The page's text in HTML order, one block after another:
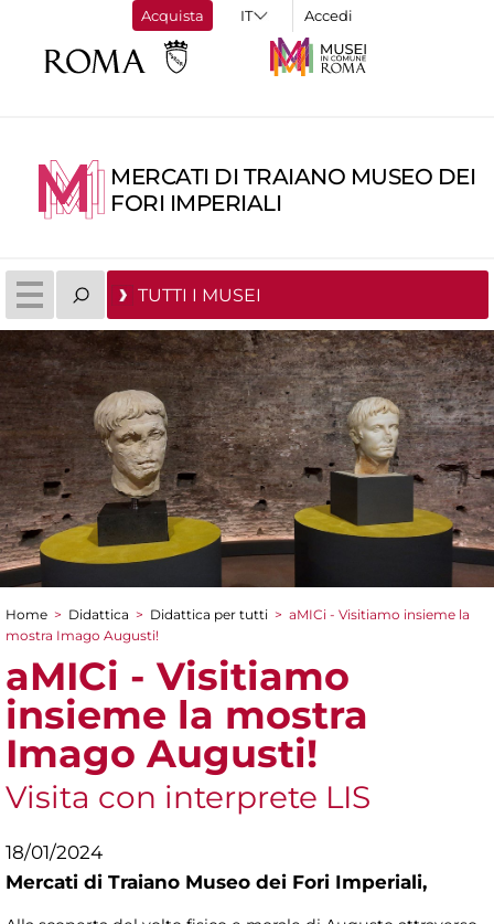
Acquista Accedi
MERCATI DI TRAIANO MUSEO DEI
FORI IMPERIALI
TUTTI I MUSEI
Tu sei qui
Home > Didattica > Didattica per tutti > aMICi - Visitiamo insieme la
mostra Imago Augusti!
aMICi - Visitiamo
insieme la mostra
Imago Augusti!
Visita con interprete LIS
18/01/2024
Mercati di Traiano Museo dei Fori Imperiali,